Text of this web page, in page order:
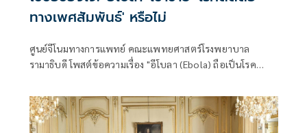
ทางเพศสัมพันธ์' หรือไม่
ศูนย์จีโนมทางการแพทย์ คณะแพทยศาสตร์โรงพยาบาล
รามาธิบดี โพสต์ข้อความเรื่อง "อีโบลา (Ebola) ถือเป็นโรค